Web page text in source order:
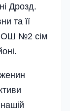
Дрозд.
та її
№2 сім